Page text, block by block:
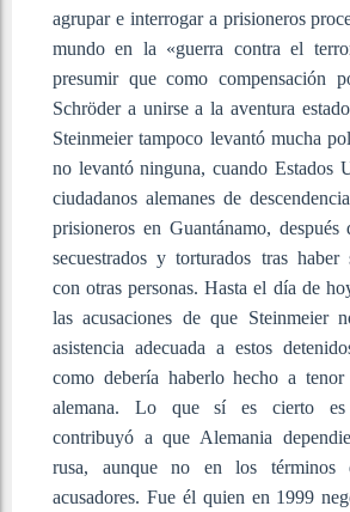
agrupar e interrogar a prisioneros
mundo en la «guerra contra el
presumir que como compensación
Schröder a unirse a la aventura
Steinmeier tampoco levantó mucha
no levantó ninguna, cuando Estados
ciudadanos alemanes de
prisioneros en Guantánamo, después
secuestrados y torturados tras haber
con otras personas. Hasta el día de
las acusaciones de que Steinmeier
asistencia adecuada a estos
como debería haberlo hecho a
alemana. Lo que sí es cierto es
contribuyó a que Alemania
rusa, aunque no en los términos
acusadores. Fue él quien en 1999